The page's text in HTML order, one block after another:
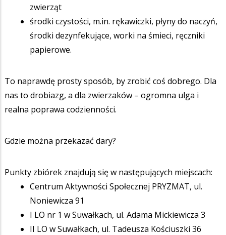
zwierząt
środki czystości, m.in. rękawiczki, płyny do naczyń,
środki dezynfekujące, worki na śmieci, ręczniki
papierowe.
To naprawdę prosty sposób, by zrobić coś dobrego. Dla
nas to drobiazg, a dla zwierzaków – ogromna ulga i
realna poprawa codzienności.
Gdzie można przekazać dary?
Punkty zbiórek znajdują się w następujących miejscach:
Centrum Aktywności Społecznej PRYZMAT, ul.
Noniewicza 91
I LO nr 1 w Suwałkach, ul. Adama Mickiewicza 3
II LO w Suwałkach, ul. Tadeusza Kościuszki 36